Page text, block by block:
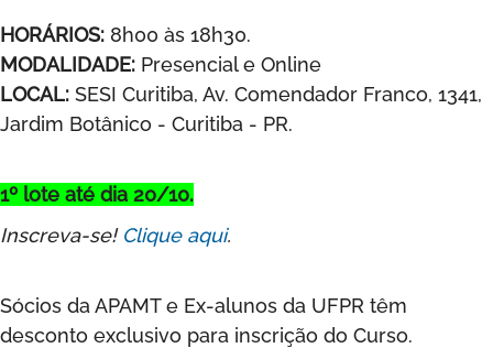
HORÁRIOS: 8h00 às 18h30.
MODALIDADE: Presencial e Online
LOCAL: SESI Curitiba, Av. Comendador Franco, 1341,
Jardim Botânico - Curitiba - PR.
1º lote até dia 20/10.
Inscreva-se! Clique aqui.
Sócios da APAMT e Ex-alunos da UFPR têm
desconto exclusivo para inscrição do Curso.